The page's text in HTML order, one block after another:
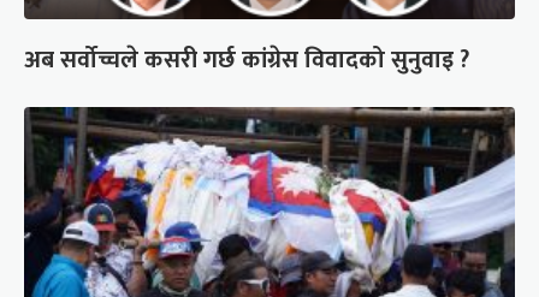
अब सर्वोच्चले कसरी गर्छ कांग्रेस विवादको सुनुवाइ ?